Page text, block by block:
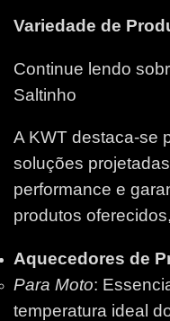
Variedade de
Continue lendo
Saltinho
A KWT destaca-se
soluções
performance e
produtos
Aquecedores de
Para Moto:
temperatura ideal